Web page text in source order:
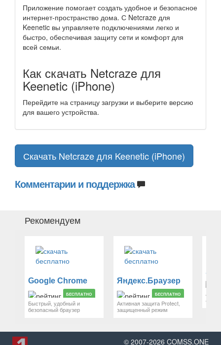
Приложение помогает создать удобное и безопасное
интернет-пространство дома. С Netcraze для
Keenetic вы управляете подключениями легко и
быстро, обеспечивая защиту сети и комфорт для
всей семьи.
Как скачать Netcraze для
Keenetic (iPhone)
Перейдите на страницу загрузки и выберите версию
для вашего устройства.
Скачать Netcraze для Keenetic (iPhone)
Комментарии и поддержка
Рекомендуем
Google Chrome
БЕСПЛАТНО
Быстрый, удобный и
безопасный браузер
Яндекс.Браузер
БЕСПЛАТНО
Активная защита Protect,
защищенный режим
© 2007-2026 COMSS.ONE